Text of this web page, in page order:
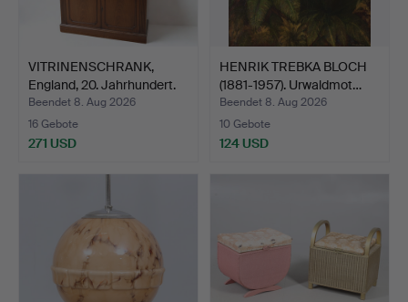
VITRINENSCHRANK,
England, 20. Jahrhundert.
Beendet 8. Aug 2026
16 Gebote
271 USD
HENRIK TREBKA BLOCH
(1881-1957). Urwaldmot…
Beendet 8. Aug 2026
10 Gebote
124 USD